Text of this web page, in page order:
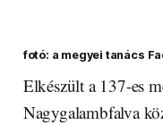
fotó: a megyei tanács
Elkészült a 137-es
Nagygalambfalva